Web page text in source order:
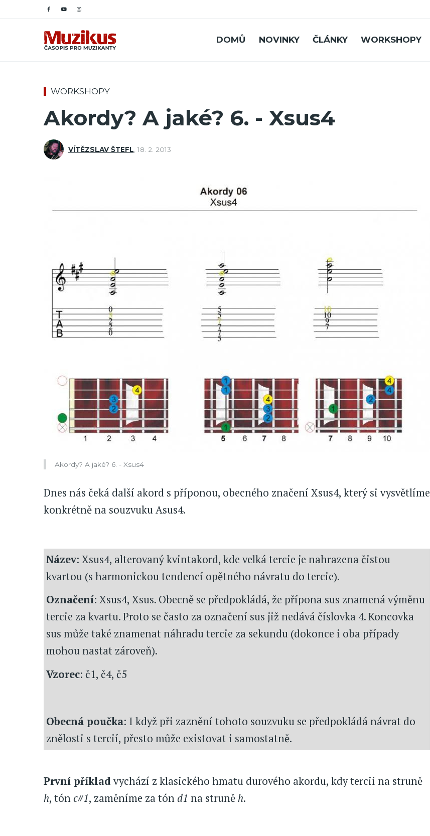
DOMŮ NOVINKY ČLÁNKY WORKSHOPY
WORKSHOPY
Akordy? A jaké? 6. - Xsus4
VÍTĚZSLAV ŠTEFL 18. 2. 2013
Akordy? A jaké? 6. - Xsus4
Dnes nás čeká další akord s příponou, obecného značení Xsus4, který si vysvětlíme
konkrétně na souzvuku Asus4.
Název: Xsus4, alterovaný kvintakord, kde velká tercie je nahrazena čistou
kvartou (s harmonickou tendencí opětného návratu do tercie).
Označení: Xsus4, Xsus. Obecně se předpokládá, že přípona sus znamená výměnu
tercie za kvartu. Proto se často za označení sus již nedává číslovka 4. Koncovka
sus může také znamenat náhradu tercie za sekundu (dokonce i oba případy
mohou nastat zároveň).
Vzorec: č1, č4, č5
Obecná poučka: I když při zaznění tohoto souzvuku se předpokládá návrat do
znělosti s tercií, přesto může existovat i samostatně.
První příkladvychází z klasického hmatu durového akordu, kdy tercii na struně
h, tónc#1, zaměníme za tón d1 na struněh.